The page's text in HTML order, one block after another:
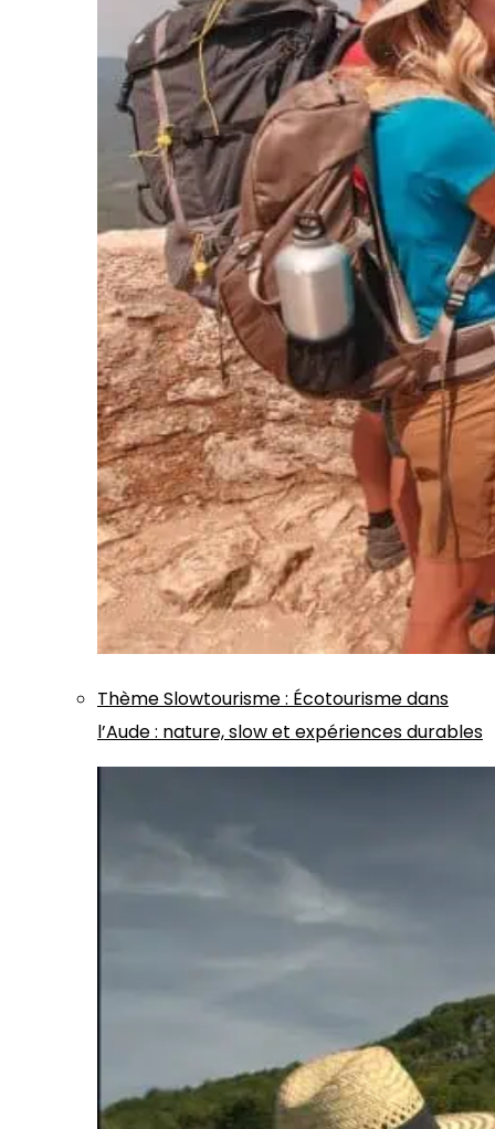
ThèmeSlowtourisme: Écotourisme dans
l’Aude : nature, slow et expériences durables